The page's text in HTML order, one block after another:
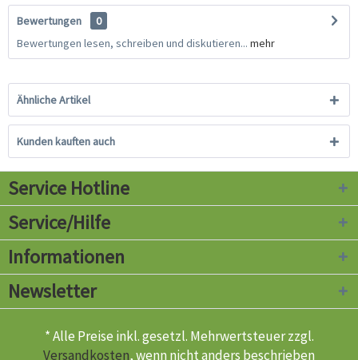
Bewertungen
0
Bewertungen lesen, schreiben und diskutieren... mehr
Ähnliche Artikel
Kunden kauften auch
Service Hotline
Service/Hilfe
Informationen
Newsletter
* Alle Preise inkl. gesetzl. Mehrwertsteuer zzgl.
Versandkosten, wenn nicht anders beschrieben